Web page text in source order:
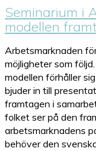
Seminarium i
modellen
Arbetsmarknaden
möjligheter som
modellen förhåller
bjuder in till
framtagen i
folket ser på den
arbetsmarknadens
behöver den